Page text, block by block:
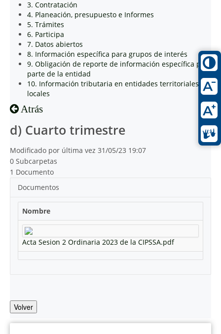
3. Contratación
4. Planeación, presupuesto e Informes
5. Trámites
6. Participa
7. Datos abiertos
8. Información específica para grupos de interés
9. Obligación de reporte de información específica por
parte de la entidad
10. Información tributaria en entidades territoriales
locales
Atrás
d) Cuarto trimestre
Modificado por última vez 31/05/23 19:07
0 Subcarpetas
1 Documento
Documentos
Nombre
Acta Sesion 2 Ordinaria 2023 de la CIPSSA.pdf
Volver